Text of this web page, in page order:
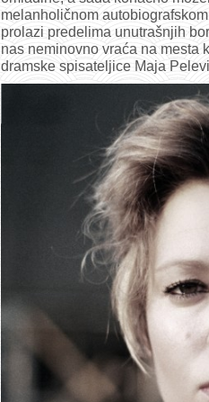
melanholičnom
prolazi predelima unutrašnjih
nas neminovno vraća na mesta
dramske spisateljice Maja